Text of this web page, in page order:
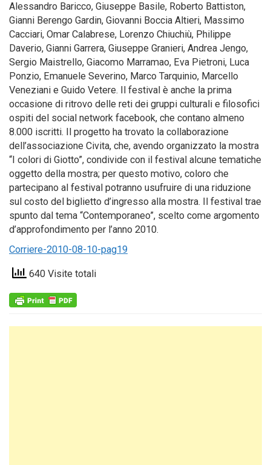
Alessandro Baricco, Giuseppe Basile, Roberto Battiston,
Gianni Berengo Gardin, Giovanni Boccia Altieri, Massimo
Cacciari, Omar Calabrese, Lorenzo Chiuchiù, Philippe
Daverio, Gianni Garrera, Giuseppe Granieri, Andrea Jengo,
Sergio Maistrello, Giacomo Marramao, Eva Pietroni, Luca
Ponzio, Emanuele Severino, Marco Tarquinio, Marcello
Veneziani e Guido Vetere. Il festival è anche la prima
occasione di ritrovo delle reti dei gruppi culturali e filosofici
ospiti del social network facebook, che contano almeno
8.000 iscritti. Il progetto ha trovato la collaborazione
dell’associazione Civita, che, avendo organizzato la mostra
“I colori di Giotto”, condivide con il festival alcune tematiche
oggetto della mostra; per questo motivo, coloro che
partecipano al festival potranno usufruire di una riduzione
sul costo del biglietto d’ingresso alla mostra. Il festival trae
spunto dal tema “Contemporaneo”, scelto come argomento
d’approfondimento per l’anno 2010.
Corriere-2010-08-10-pag19
640 Visite totali